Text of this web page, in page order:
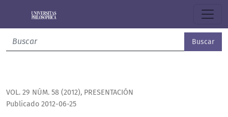
Buscar
VOL. 29 NÚM. 58 (2012), PRESENTACIÓN
Publicado 2012-06-25